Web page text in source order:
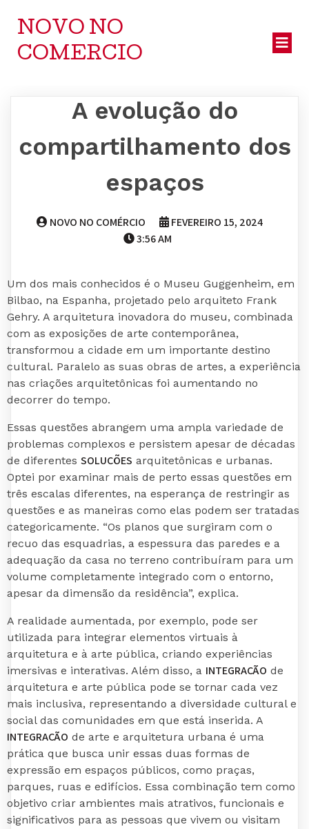
NOVO NO
COMERCIO
A evolução do
compartilhamento dos
espaços
NOVO NO COMÉRCIO
FEVEREIRO 15, 2024
3:56 AM
Um dos mais conhecidos é o Museu Guggenheim, em
Bilbao, na Espanha, projetado pelo arquiteto Frank
Gehry. A arquitetura inovadora do museu, combinada
com as exposições de arte contemporânea,
transformou a cidade em um importante destino
cultural. Paralelo as suas obras de artes, a experiência
nas criações arquitetônicas foi aumentando no
decorrer do tempo.
Essas questões abrangem uma ampla variedade de
problemas complexos e persistem apesar de décadas
de diferentes SOLUÇÕES arquitetônicas e urbanas.
Optei por examinar mais de perto essas questões em
três escalas diferentes, na esperança de restringir as
questões e as maneiras como elas podem ser tratadas
categoricamente. “Os planos que surgiram com o
recuo das esquadrias, a espessura das paredes e a
adequação da casa no terreno contribuíram para um
volume completamente integrado com o entorno,
apesar da dimensão da residência”, explica.
A realidade aumentada, por exemplo, pode ser
utilizada para integrar elementos virtuais à
arquitetura e à arte pública, criando experiências
imersivas e interativas. Além disso, a INTEGRAÇÃO de
arquitetura e arte pública pode se tornar cada vez
mais inclusiva, representando a diversidade cultural e
social das comunidades em que está inserida. A
INTEGRAÇÃO de arte e arquitetura urbana é uma
prática que busca unir essas duas formas de
expressão em espaços públicos, como praças,
parques, ruas e edifícios. Essa combinação tem como
objetivo criar ambientes mais atrativos, funcionais e
significativos para as pessoas que vivem ou visitam